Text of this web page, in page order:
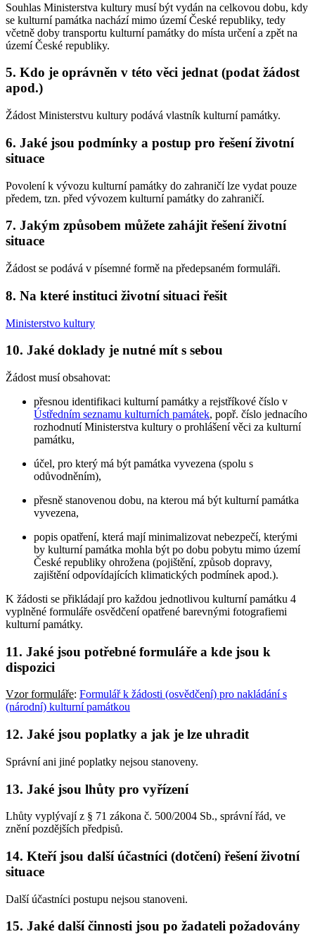
Souhlas Ministerstva kultury musí být vydán na celkovou dobu, kdy
se kulturní památka nachází mimo území České republiky, tedy
včetně doby transportu kulturní památky do místa určení a zpět na
území České republiky.
5. Kdo je oprávněn v této věci jednat (podat žádost
apod.)
Žádost Ministerstvu kultury podává vlastník kulturní památky.
6. Jaké jsou podmínky a postup pro řešení životní
situace
Povolení k vývozu kulturní památky do zahraničí lze vydat pouze
předem, tzn. před vývozem kulturní památky do zahraničí.
7. Jakým způsobem můžete zahájit řešení životní
situace
Žádost se podává v písemné formě na předepsaném formuláři.
8. Na které instituci životní situaci řešit
Ministerstvo kultury
10. Jaké doklady je nutné mít s sebou
Žádost musí obsahovat:
přesnou identifikaci kulturní památky a rejstříkové číslo v
Ústředním seznamu kulturních památek, popř. číslo jednacího
rozhodnutí Ministerstva kultury o prohlášení věci za kulturní
památku,
účel, pro který má být památka vyvezena (spolu s
odůvodněním),
přesně stanovenou dobu, na kterou má být kulturní památka
vyvezena,
popis opatření, která mají minimalizovat nebezpečí, kterými
by kulturní památka mohla být po dobu pobytu mimo území
České republiky ohrožena (pojištění, způsob dopravy,
zajištění odpovídajících klimatických podmínek apod.).
K žádosti se přikládají pro každou jednotlivou kulturní památku 4
vyplněné formuláře osvědčení opatřené barevnými fotografiemi
kulturní památky.
11. Jaké jsou potřebné formuláře a kde jsou k
dispozici
Vzor formuláře: Formulář k žádosti (osvědčení) pro nakládání s
(národní) kulturní památkou
12. Jaké jsou poplatky a jak je lze uhradit
Správní ani jiné poplatky nejsou stanoveny.
13. Jaké jsou lhůty pro vyřízení
Lhůty vyplývají z § 71 zákona č. 500/2004 Sb., správní řád, ve
znění pozdějších předpisů.
14. Kteří jsou další účastníci (dotčení) řešení životní
situace
Další účastníci postupu nejsou stanoveni.
15. Jaké další činnosti jsou po žadateli požadovány